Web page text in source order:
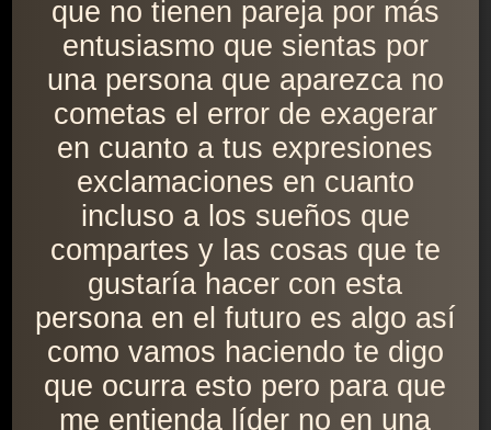
que no tienen pareja por más
entusiasmo que sientas por
una persona que aparezca no
cometas el error de exagerar
en cuanto a tus expresiones
exclamaciones en cuanto
incluso a los sueños que
compartes y las cosas que te
gustaría hacer con esta
persona en el futuro es algo así
como vamos haciendo te digo
que ocurra esto pero para que
me entienda líder no en una